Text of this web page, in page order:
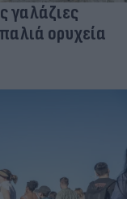
γαλάζιες
ορυχεία